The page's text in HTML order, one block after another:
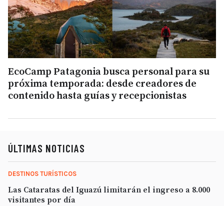
EcoCamp Patagonia busca personal para su
próxima temporada: desde creadores de
contenido hasta guías y recepcionistas
ÚLTIMAS NOTICIAS
DESTINOS TURÍSTICOS
Las Cataratas del Iguazú limitarán el ingreso a 8.000
visitantes por día